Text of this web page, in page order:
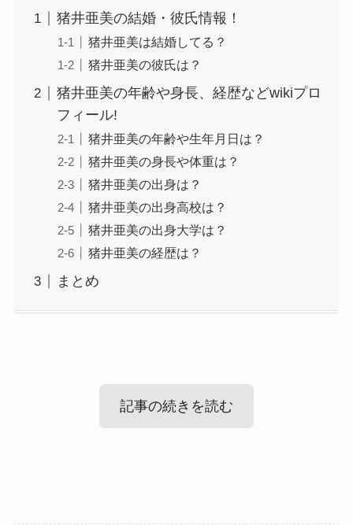
猪井亜美の結婚・彼氏情報！
猪井亜美は結婚してる？
猪井亜美の彼氏は？
猪井亜美の年齢や身長、経歴などwikiプロ
フィール!
猪井亜美の年齢や生年月日は？
猪井亜美の身長や体重は？
猪井亜美の出身は？
猪井亜美の出身高校は？
猪井亜美の出身大学は？
猪井亜美の経歴は？
まとめ
記事の続きを読む